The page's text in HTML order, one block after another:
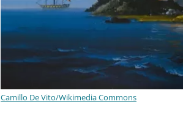
Camillo De Vito/Wikimedia Commons